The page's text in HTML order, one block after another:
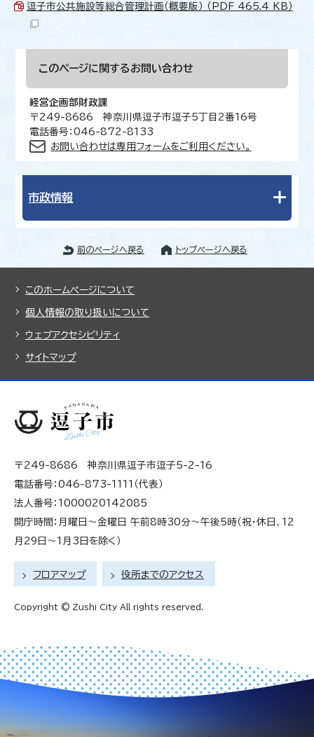
逗子市公共施設等総合管理計画（概要版） （PDF 465.4 KB）
このページに関する お問い合わせ
経営企画部財政課
〒249-8686 神奈川県逗子市逗子5丁目2番16号
電話番号：046-872-8133
お問い合わせは専用フォームをご利用ください。
市政情報
前のページへ戻る トップページへ戻る
このホームページについて
個人情報の取り扱いについて
ウェブアクセシビリティ
サイトマップ
〒249-8686 神奈川県逗子市逗子5-2-16
電話番号：046-873-1111（代表）
法人番号：1000020142085
開庁時間：月曜日～金曜日 午前8時30分～午後5時（祝・休日、12
月29日～1月3日を除く）
フロアマップ 役所までのアクセス
Copyright © Zushi City All rights reserved.